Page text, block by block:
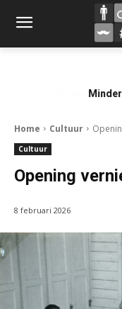
Home Cultuur
Cultuur
Opening
8 februari 2026